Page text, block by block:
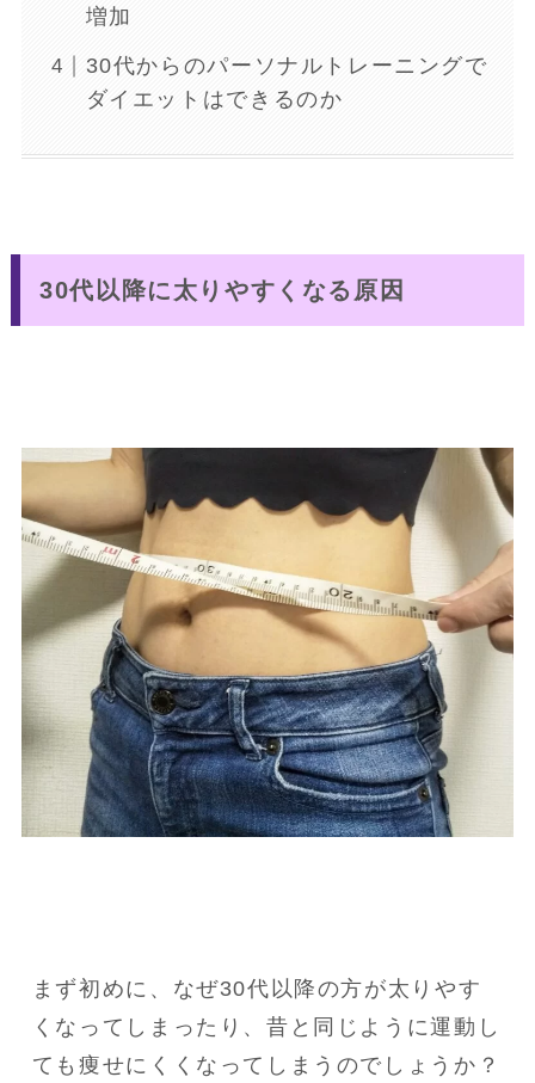
増加
30代からのパーソナルトレーニングで
ダイエットはできるのか
30代以降に太りやすくなる原因
まず初めに、なぜ30代以降の方が太りやす
くなってしまったり、昔と同じように運動し
ても痩せにくくなってしまうのでしょうか？